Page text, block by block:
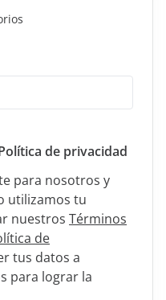
de privacidad
para nosotros y
utilizamos tu
nuestros Términos
de
tus datos a
para lograr la